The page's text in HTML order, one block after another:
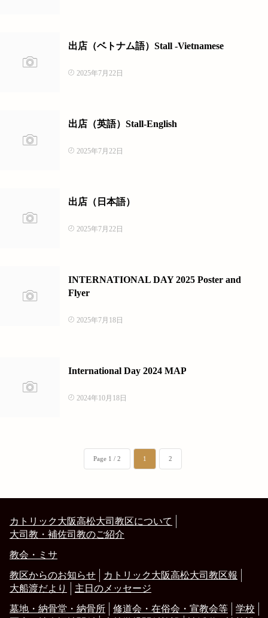
出店（ベトナム語）Stall -Vietnamese
2025年7月22日
出店（英語）Stall-English
2025年7月22日
出店（日本語）
2025年7月22日
INTERNATIONAL DAY 2025 Poster and
Flyer
2025年7月18日
International Day 2024 MAP
2024年10月18日
Page 1 / 2 1 2
カトリック大阪高松大司教区について
大司教・補佐司教のご紹介
教会・ミサ
教区からのお知らせ
カトリック大阪高松大司教区報
大船渡だより
主日のメッセージ
墓地・納骨堂・納骨所
修道会・在俗会・宣教会等
学校